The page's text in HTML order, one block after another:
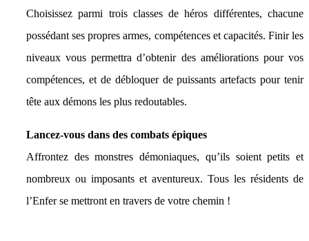
Choisissez parmi trois classes de héros différentes, chacune
possédant ses propres armes, compétences et capacités. Finir les
niveaux vous permettra d’obtenir des améliorations pour vos
compétences, et de débloquer de puissants artefacts pour tenir
tête aux démons les plus redoutables.
Lancez-vous dans des combats épiques
Affrontez des monstres démoniaques, qu’ils soient petits et
nombreux ou imposants et aventureux. Tous les résidents de
l’Enfer se mettront en travers de votre chemin !